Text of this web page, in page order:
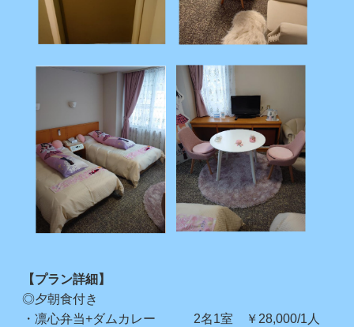
【プラン詳細】
◎夕朝食付き
・凛心弁当+ダムカレー 2名1室 ￥28,000/1人